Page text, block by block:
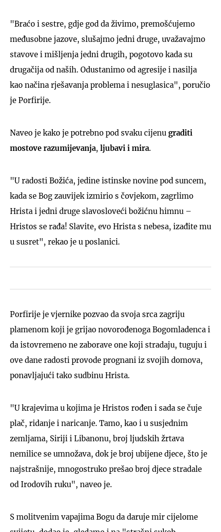
"Braćo i sestre, gdje god da živimo, premošćujemo
međusobne jazove, slušajmo jedni druge, uvažavajmo
stavove i mišljenja jedni drugih, pogotovo kada su
drugačija od naših. Odustanimo od agresije i nasilja
kao načina rješavanja problema i nesuglasica", poručio
je Porfirije.
Naveo je kako je potrebno pod svaku cijenu graditi
mostove razumijevanja, ljubavi i mira.
"U radosti Božića, jedine istinske novine pod suncem,
kada se Bog zauvijek izmirio s čovjekom, zagrlimo
Hrista i jedni druge slavosloveći božićnu himnu –
Hristos se rađa! Slavite, evo Hrista s nebesa, izađite mu
u susret", rekao je u poslanici.
Porfirije je vjernike pozvao da svoja srca zagriju
plamenom koji je grijao novorođenoga Bogomladenca i
da istovremeno ne zaborave one koji stradaju, tuguju i
ove dane radosti provode prognani iz svojih domova,
ponavljajući tako sudbinu Hrista.
"U krajevima u kojima je Hristos rođen i sada se čuje
plač, ridanje i naricanje. Tamo, kao i u susjednim
zemljama, Siriji i Libanonu, broj ljudskih žrtava
nemilice se umnožava, dok je broj ubijene djece, što je
najstrašnije, mnogostruko prešao broj djece stradale
od Irodovih ruku", naveo je.
S molitvenim vapajima Bogu da daruje mir cijelome